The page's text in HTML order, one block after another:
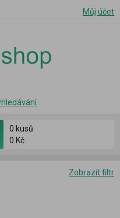
Můj účet
0 kusů
0 Kč
Zobrazit filtr